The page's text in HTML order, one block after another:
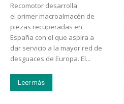
Recomotor desarrolla
el primer macroalmacén de
piezas recuperadas en
España con el que aspira a
dar servicio a la mayor red de
desguaces de Europa. El...
Leer más